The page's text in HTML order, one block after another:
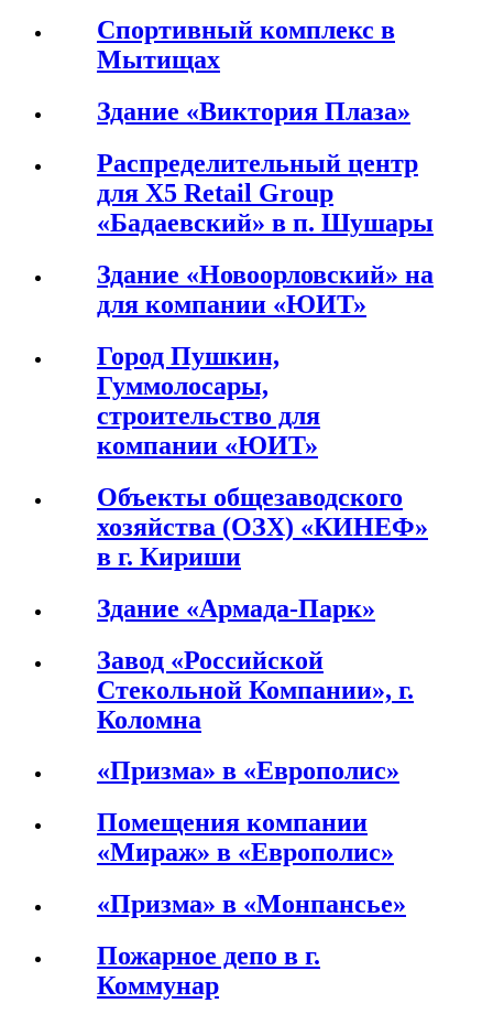
Спортивный комплекс в
Мытищах
Здание «Виктория Плаза»
Распределительный центр
для X5 Retail Group
«Бадаевский» в п. Шушары
Здание «Новоорловский» на
для компании «ЮИТ»
Город Пушкин,
Гуммолосары,
строительство для
компании «ЮИТ»
Объекты общезаводского
хозяйства (ОЗХ) «КИНЕФ»
в г. Кириши
Здание «Армада-Парк»
Завод «Российской
Стекольной Компании», г.
Коломна
«Призма» в «Европолис»
Помещения компании
«Мираж» в «Европолис»
«Призма» в «Монпансье»
Пожарное депо в г.
Коммунар